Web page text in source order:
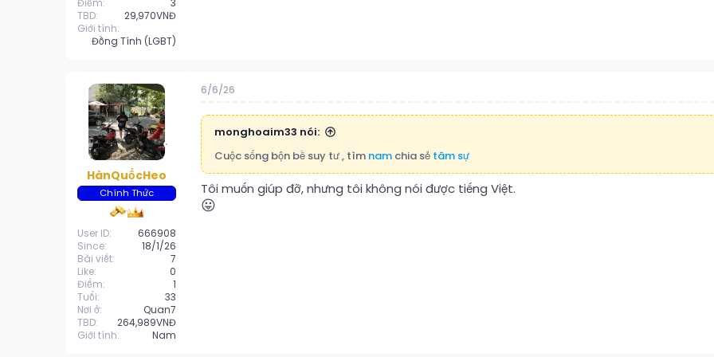
Điểm
3
TBD
29,970VNĐ
Giới tính
Đồng Tính (LGBT)
HànQuốcHeo
Chính Thức
User ID
666908
Since
18/1/26
Bài viết
7
Like
0
Điểm
1
Tuổi
33
Nơi ở
Quan7
TBD
264,989VNĐ
Giới tính
Nam
6/6/26
monghoaim33 nói:
Cuộc sống bộn bề suy tư , tìm nam chia sẻ tâm sự
Tôi muốn giúp đỡ, nhưng tôi không nói được tiếng Việt.
😛